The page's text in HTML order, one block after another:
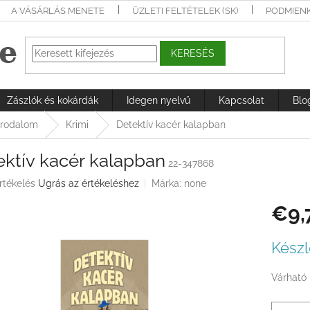
A VÁSÁRLÁS MENETE ÜZLETI FELTÉTELEK (SK)
KERESÉS
Zászlók és kokárdák Idegen nyelvű Kapcsolat
Krimi Detektív kacér kalapban
kacér kalapban 22-347868
Ugrás az értékeléshez Márka: none
Várható